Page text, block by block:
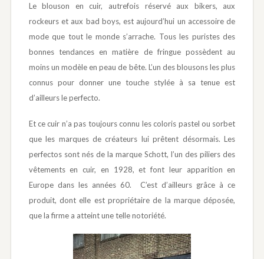
Le blouson en cuir, autrefois réservé aux bikers, aux
rockeurs et aux bad boys, est aujourd’hui un accessoire de
mode que tout le monde s’arrache. Tous les puristes des
bonnes tendances en matière de fringue possèdent au
moins un modèle en peau de bête. L’un des blousons les plus
connus pour donner une touche stylée à sa tenue est
d’ailleurs le perfecto.
Et ce cuir n’a pas toujours connu les coloris pastel ou sorbet
que les marques de créateurs lui prêtent désormais. Les
perfectos sont nés de la marque Schott, l’un des piliers des
vêtements en cuir, en 1928, et font leur apparition en
Europe dans les années 60. C’est d’ailleurs grâce à ce
produit, dont elle est propriétaire de la marque déposée,
que la firme a atteint une telle notoriété.